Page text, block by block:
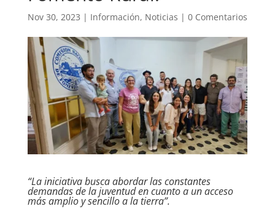
Nov 30, 2023 | Información, Noticias | 0 Comentarios
“La iniciativa busca abordar las constantes
demandas de la juventud en cuanto a un acceso
más amplio y sencillo a la tierra”.